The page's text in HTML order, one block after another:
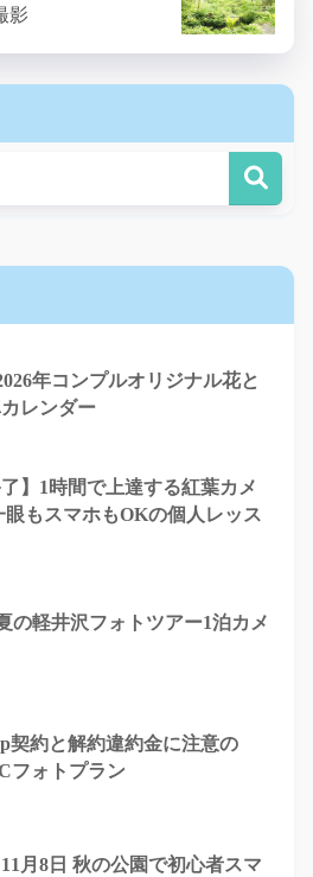
影
年コンプルオリジナル花と
レンダー
了】1時間で上達する紅葉カメ
眼もスマホもOKの個人レッス
の軽井沢フォトツアー1泊カメ
契約と解約違約金に注意の
フォトプラン
11月8日 秋の公園で初心者スマ